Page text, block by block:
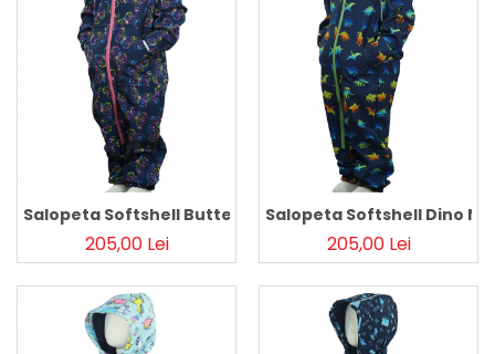
Pălării de Soare
Salopeta Softshell Butterfly Navy
205,00 Lei
Salopeta Softshell Dino
205,00 Lei